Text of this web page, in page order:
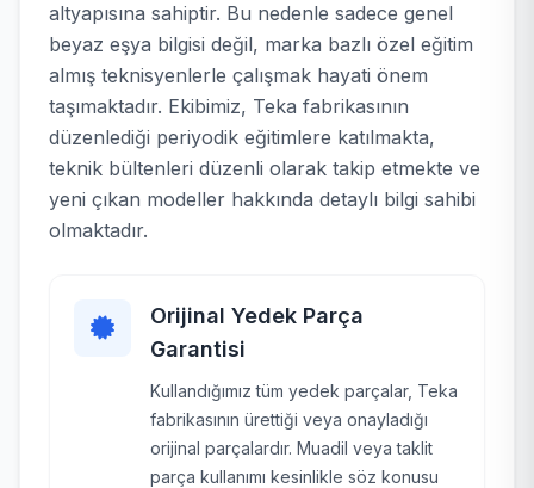
altyapısına sahiptir. Bu nedenle sadece genel
beyaz eşya bilgisi değil, marka bazlı özel eğitim
almış teknisyenlerle çalışmak hayati önem
taşımaktadır. Ekibimiz, Teka fabrikasının
düzenlediği periyodik eğitimlere katılmakta,
teknik bültenleri düzenli olarak takip etmekte ve
yeni çıkan modeller hakkında detaylı bilgi sahibi
olmaktadır.
Orijinal Yedek Parça
Garantisi
Kullandığımız tüm yedek parçalar, Teka
fabrikasının ürettiği veya onayladığı
orijinal parçalardır. Muadil veya taklit
parça kullanımı kesinlikle söz konusu